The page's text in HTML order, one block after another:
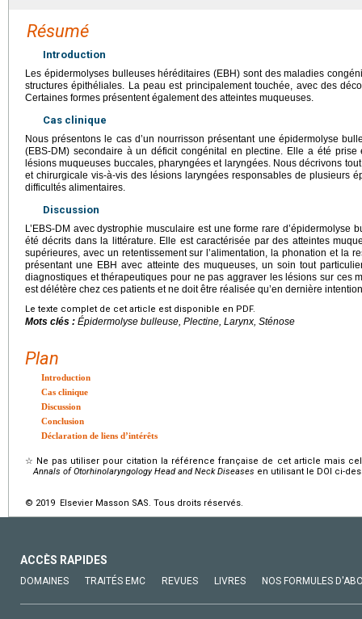
Résumé
Introduction
Les épidermolyses bulleuses héréditaires (EBH) sont des maladies
structures épithéliales. La peau est principalement touchée, avec des
Certaines formes présentent également des atteintes muqueuses.
Cas clinique
Nous présentons le cas d’un nourrisson présentant une épidermolyse
(EBS-DM) secondaire à un déficit congénital en plectine. Elle a été
lésions muqueuses buccales, pharyngées et laryngées. Nous décrivons
et chirurgicale vis-à-vis des lésions laryngées responsables de plusieurs
difficultés alimentaires.
Discussion
L’EBS-DM avec dystrophie musculaire est une forme rare d’épidermolyse
été décrits dans la littérature. Elle est caractérisée par des atteintes
supérieures, avec un retentissement sur l’alimentation, la phonation et la
présentant une EBH avec atteinte des muqueuses, un soin tout
diagnostiques et thérapeutiques pour ne pas aggraver les lésions sur ces
est délétère chez ces patients et ne doit être réalisée qu’en dernière
Le texte complet de cet article est disponible en PDF.
Mots clés : Épidermolyse bulleuse, Plectine, Larynx, Sténose
Plan
Introduction
Cas clinique
Discussion
Conclusion
Déclaration de liens d’intérêts
☆ Ne pas utiliser pour citation la référence française de cet article mais
Annals of Otorhinolaryngology Head and Neck Diseases en utilisant le DOI ci-
© 2019 Elsevier Masson SAS. Tous droits réservés.
ACCÈS RAPIDES
DOMAINES TRAITÉS EMC REVUES LIVRES NOS FORMULES